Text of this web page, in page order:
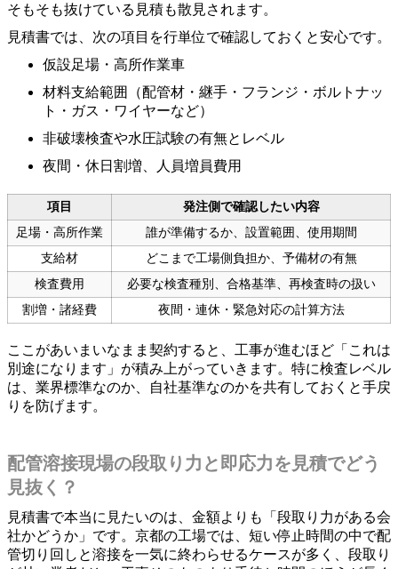
そもそも抜けている見積も散見されます。
見積書では、次の項目を行単位で確認しておくと安心です。
仮設足場・高所作業車
材料支給範囲（配管材・継手・フランジ・ボルトナッ
ト・ガス・ワイヤーなど）
非破壊検査や水圧試験の有無とレベル
夜間・休日割増、人員増員費用
項目
発注側で確認したい内容
足場・高所作業
誰が準備するか、設置範囲、使用期間
支給材
どこまで工場側負担か、予備材の有無
検査費用
必要な検査種別、合格基準、再検査時の扱い
割増・諸経費
夜間・連休・緊急対応の計算方法
ここがあいまいなまま契約すると、工事が進むほど「これは
別途になります」が積み上がっていきます。特に検査レベル
は、業界標準なのか、自社基準なのかを共有しておくと手戻
りを防げます。
配管溶接現場の段取り力と即応力を見積でどう
見抜く？
見積書で本当に見たいのは、金額よりも「段取り力がある会
社かどうか」です。京都の工場では、短い停止時間の中で配
管切り回しと溶接を一気に終わらせるケースが多く、段取り